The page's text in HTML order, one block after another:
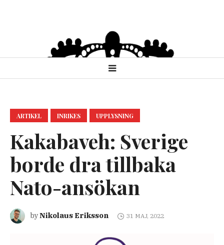
ARTIKEL INRIKES UPPLYSNING
Kakabaveh: Sverige
borde dra tillbaka
Nato-ansökan
byNikolaus Eriksson 31 MAJ, 2022